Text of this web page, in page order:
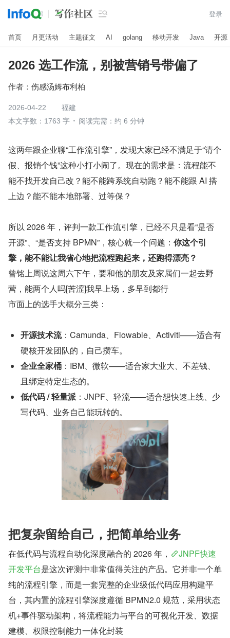
 登录
首页 月更活动 主题征文 AI golang 移动开发 Java 开源
2026 选工作流，别被营销号带偏了
作者： 伤感汤姆布利柏
2026-04-22
福建
本文字数：1763 字
阅读完需：约 6 分钟
这两年跟企业聊“工作流引擎”，发现大家已经不满足于“请个
假、报销个钱”这种小打小闹了。现在的需求是：流程能不
能不找开发自己改？能不能跨系统自动跑？能不能跟 AI 搭
上边？能不能本地部署、过等保？
所以 2026 年，评判一款工作流引擎，已经不只是看“是否
开源”、“是否支持 BPMN”，核心就一个问题： 你这个引
擎，能不能让我省心地把流程跑起来，还跑得漂亮？
曾铭上周说这周六下午，要和他的朋友及家属们一起去野
营，能两个人吗[苦涩]我早上场，多早到都行
市面上的选手大概分三类：
开源技术流：Camunda、Flowable、Activiti——适合有
硬核开发团队的，自己攒车。
企业全家桶 ：IBM、微软——适合家大业大、不差钱、
且绑定特定生态的。
低代码 / 轻量派 ：JNPF、轻流——适合想快速上线、少
写代码、业务自己能玩转的。
把复杂留给自己，把简单给业务
在低代码与流程自动化深度融合的 2026 年，
JNPF快速
开发平台是这次评测中非常值得关注的产品。它并非一个单
纯的流程引擎，而是一套完整的企业级低代码应用构建平
台，其内置的流程引擎深度遵循 BPMN2.0 规范，采用状态
机+事件驱动架构，将流程能力与平台的可视化开发、数据
建模、权限控制能力一体化封装